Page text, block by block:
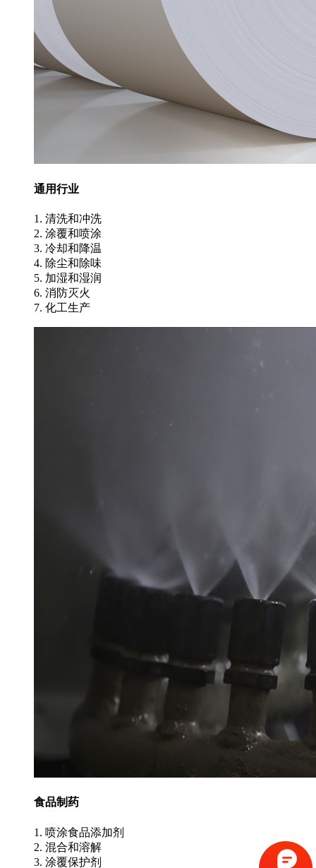
通用行业
1. 清洗和冲洗
2. 涂覆和喷涂
3. 冷却和降温
4. 除尘和除味
5. 加湿和湿润
6. 消防灭火
7. 化工生产
食品制药
1. 喷涂食品添加剂
2. 混合和溶解
3. 涂覆保护剂